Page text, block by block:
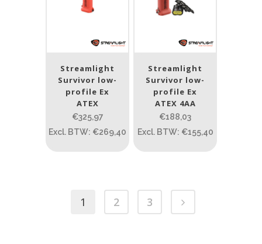
Streamlight
Survivor low-
profile Ex
ATEX
€325,97
Excl. BTW: €269,40
Streamlight
Survivor low-
profile Ex
ATEX 4AA
€188,03
Excl. BTW: €155,40
1 2 3